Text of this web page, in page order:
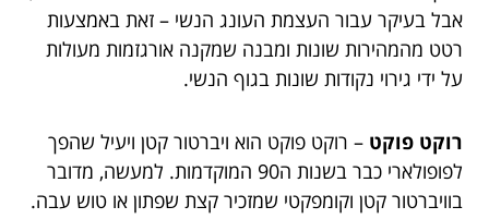
אבל בעיקר עבור העצמת העונג הנשי – זאת באמצעות
רטט מהמהירות שונות ומבנה שמקנה אורגזמות מעולות
על ידי גירוי נקודות שונות בגוף הנשי.
רוקט פוקט – רוקט פוקט הוא ויברטור קטן ויעיל שהפך
לפופולארי כבר בשנות ה90 המוקדמות. למעשה, מדובר
בוויברטור קטן וקומפקטי שמזכיר קצת שפתון או טוש עבה.